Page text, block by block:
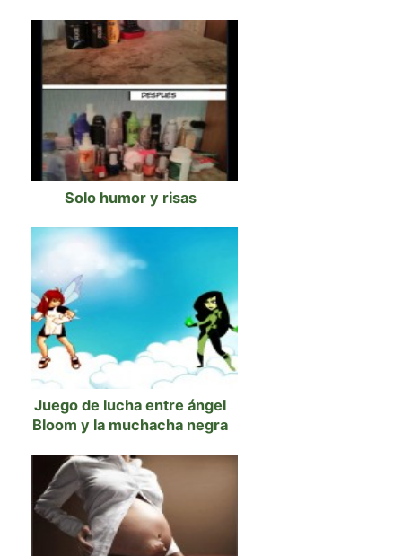
Solo humor y risas
Juego de lucha entre ángel
Bloom y la muchacha negra